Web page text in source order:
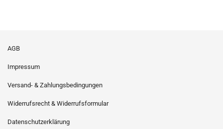
AGB
Impressum
Versand- & Zahlungsbedingungen
Widerrufsrecht & Widerrufsformular
Datenschutzerklärung